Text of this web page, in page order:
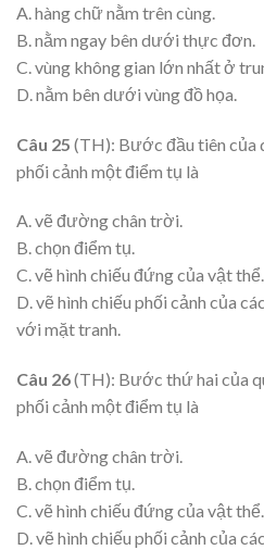
A. hàng chữ nằm trên cùng.
B. nằm ngay bên dưới thực đơn.
C. vùng không gian lớn nhất ở
D. nằm bên dưới vùng đồ họa.
Câu 25 (TH): Bước đầu tiên của
phối cảnh một điểm tụ là
A. vẽ đường chân trời.
B. chọn điểm tụ.
C. vẽ hình chiếu đứng của vật thể.
D. vẽ hình chiếu phối cảnh của
với mặt tranh.
Câu 26(TH): Bước thứ hai của
phối cảnh một điểm tụ là
A. vẽ đường chân trời.
B. chọn điểm tụ.
C. vẽ hình chiếu đứng của vật thể.
D. vẽ hình chiếu phối cảnh của